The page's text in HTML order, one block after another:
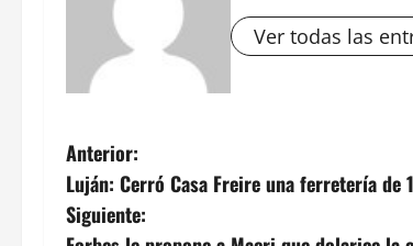
Ver todas las
N
a
Anterior:
Luján: Cerró Casa Freire una ferretería de
Siguiente: